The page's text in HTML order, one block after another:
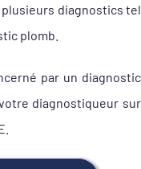
diagnostics tel
plomb.
par un diagnostic
diagnostiqueur sur